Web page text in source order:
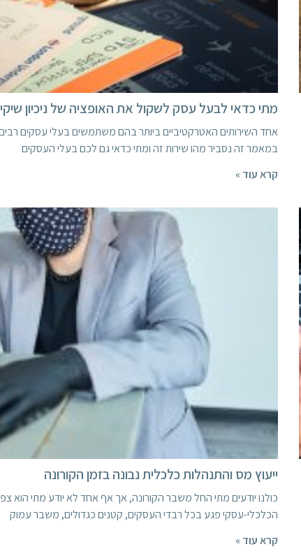
מתי כדאי לבעל עסק לשקול את האופציה של ניכיון
אחד השירותים האטרקטיביים ביותר בהם משתמשים בעלי עסקים רבים
במאמר זה נסביר מהו שירות זה ומתי כדאי גם לכם בעלי העסקים
קרא עוד »
ייעוץ מס והתנהלות כלכלית נבונה בזמן הקורונה
כולנו יודעים מתי החל משבר הקורונה, אך אף אחד לא יודע מתי הוא
הכלכלי-עסקי פגע בכל רבדי העסקים, קטנים כגדולים, משבר עמוק
קרא עוד »